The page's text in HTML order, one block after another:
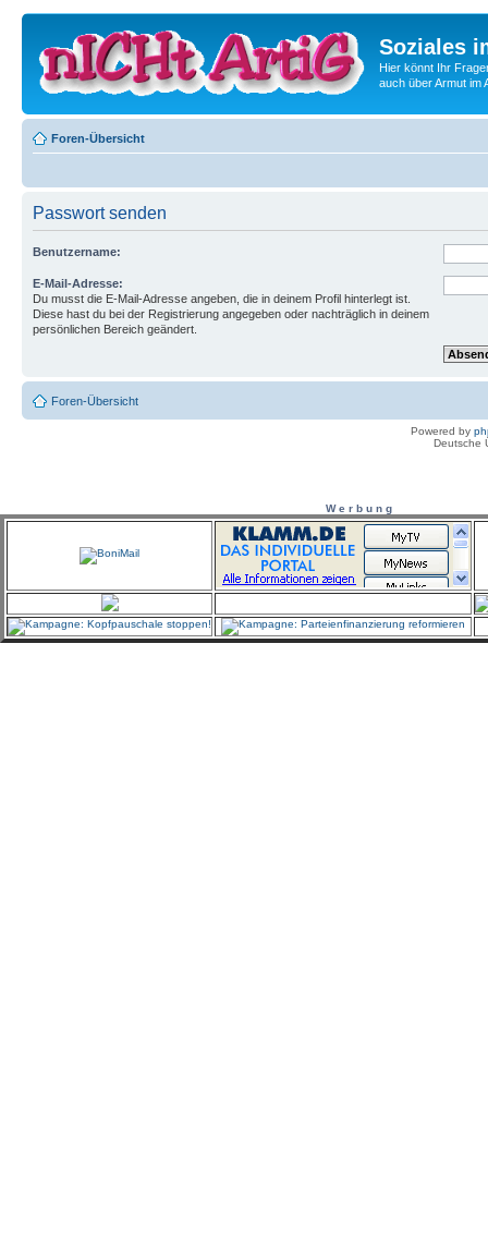
Soziales
Hier könnt Ihr
auch über Armut im
Foren-Übersicht
Passwort senden
Benutzername:
E-Mail-Adresse:
Du musst die E-Mail-Adresse angeben, die in deinem Profil hinterlegt ist.
Diese hast du bei der Registrierung angegeben oder nachträglich in deinem
persönlichen Bereich geändert.
Foren-Übersicht
Powered by
Deutsche
W e r b u n g